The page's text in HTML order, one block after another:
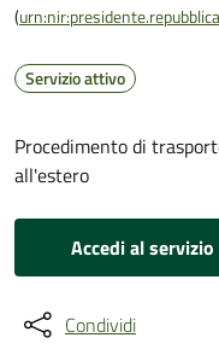
(
Servizio attivo
Procedimento di
all'estero
Accedi al servizio
Condividi